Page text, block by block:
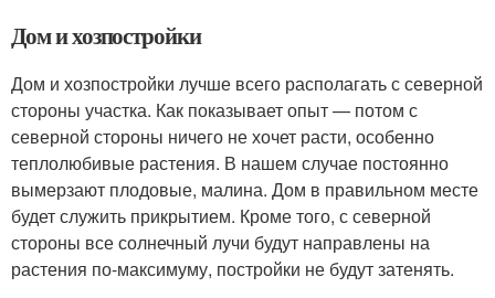
Дом и хозпостройки
Дом и хозпостройки лучше всего располагать с северной
стороны участка. Как показывает опыт — потом с
северной стороны ничего не хочет расти, особенно
теплолюбивые растения. В нашем случае постоянно
вымерзают плодовые, малина. Дом в правильном месте
будет служить прикрытием. Кроме того, с северной
стороны все солнечный лучи будут направлены на
растения по-максимуму, постройки не будут затенять.